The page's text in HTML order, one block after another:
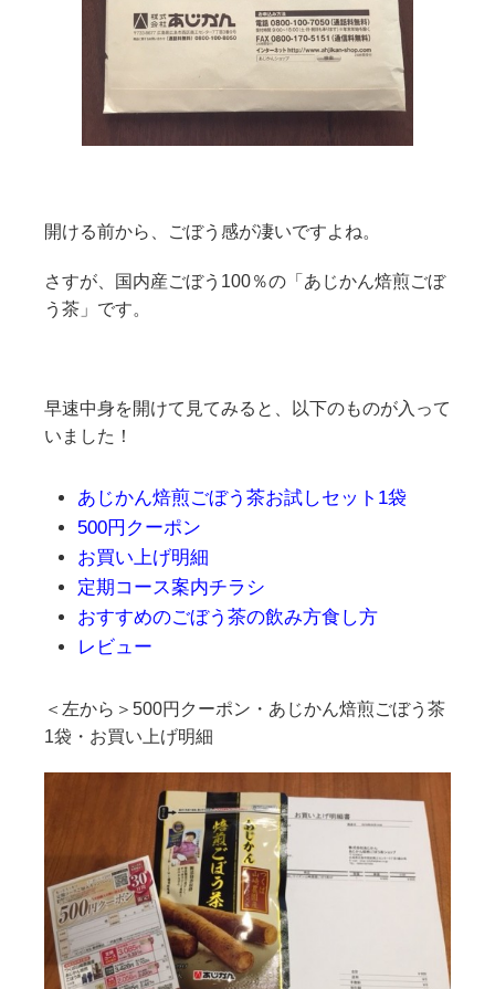
開ける前から、ごぼう感が凄いですよね。
さすが、国内産ごぼう100％の「あじかん焙煎ごぼ
う茶」です。
早速中身を開けて見てみると、以下のものが入って
いました！
あじかん焙煎ごぼう茶お試しセット1袋
500円クーポン
お買い上げ明細
定期コース案内チラシ
おすすめのごぼう茶の飲み方食し方
レビュー
＜左から＞500円クーポン・あじかん焙煎ごぼう茶
1袋・お買い上げ明細